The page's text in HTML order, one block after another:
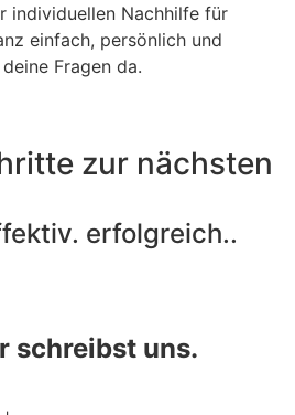
individuellen Nachhilfe für
einfach, persönlich und
Fragen da.
zur nächsten
erfolgreich..
schreibst uns.